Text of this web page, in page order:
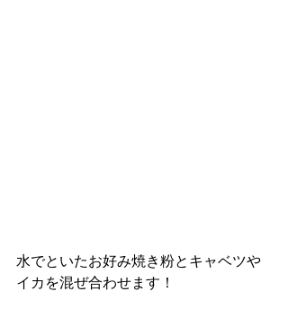
水でといたお好み焼き粉とキャベツや
イカを混ぜ合わせます！